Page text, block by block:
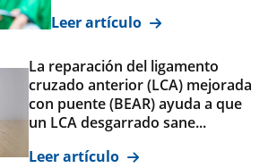
Leer artículo
La reparación del ligamento
cruzado anterior (LCA) mejorada
con puente (BEAR) ayuda a que
un LCA desgarrado sane...
Leer artículo